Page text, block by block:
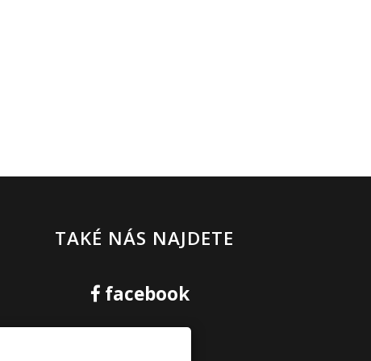
TAKÉ NÁS NAJDETE
facebook